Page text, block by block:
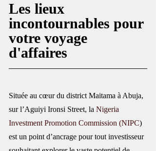
Les lieux
incontournables pour
votre voyage
d'affaires
Située au cœur du district Maitama à Abuja,
sur l’Aguiyi Ironsi Street, la Nigeria
Investment Promotion Commission (NIPC)
est un point d’ancrage pour tout investisseur